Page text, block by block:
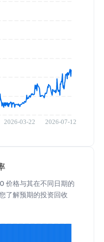
价格与其在不同日期的
了解预期的投资回收